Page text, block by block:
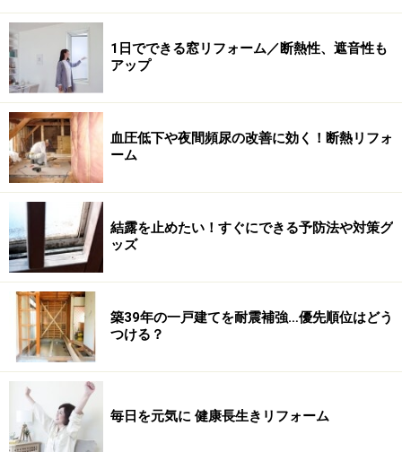
1日でできる窓リフォーム／断熱性、遮音性も
アップ
血圧低下や夜間頻尿の改善に効く！断熱リフォ
ーム
結露を止めたい！すぐにできる予防法や対策グ
ッズ
築39年の一戸建てを耐震補強…優先順位はどう
つける？
毎日を元気に 健康長生きリフォーム